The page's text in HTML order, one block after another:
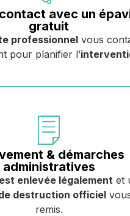
avec un
gratuit
professionnel vous
pour planifier l’
& démarches
administratives
enlevée légalement et
destruction officiel
remis.